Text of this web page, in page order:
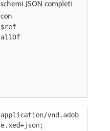
schemi JSON completi
con
$ref
allOf
application/vnd.adob
e.xed+json;